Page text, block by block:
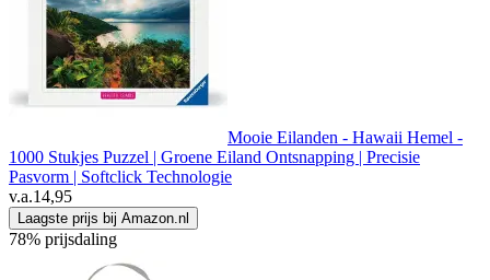
Mooie Eilanden - Hawaii Hemel -
1000 Stukjes Puzzel | Groene Eiland Ontsnapping | Precisie
Pasvorm | Softclick Technologie
v.a.14,95
Laagste prijs bij Amazon.nl
78% prijsdaling